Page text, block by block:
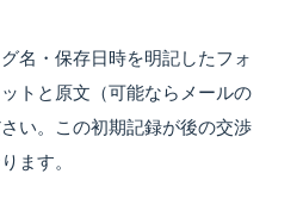
名・保存日時を明記したフォ
トと原文（可能ならメールの
い。この初期記録が後の交渉
ます。